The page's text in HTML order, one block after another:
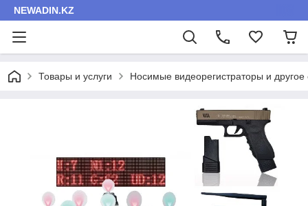
NEWADIN.KZ
Товары и услуги Носимые видеорегистраторы и